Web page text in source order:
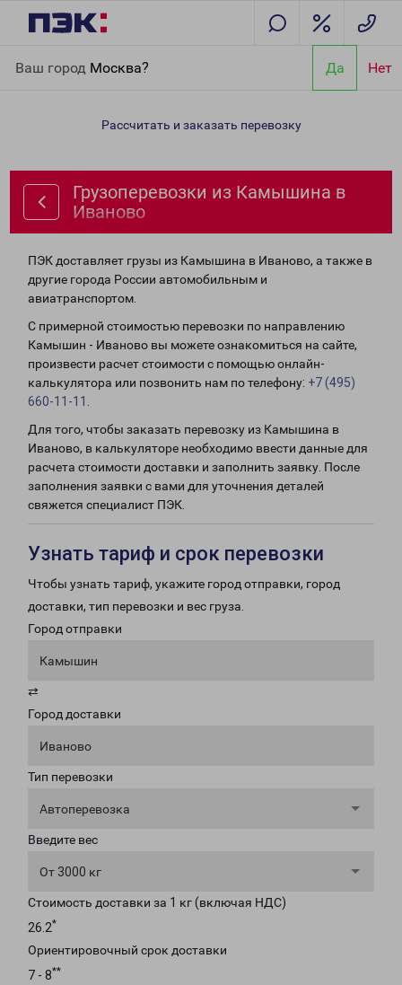
Ваш город Москва? Да Нет
Иваново
Рассчитать и заказать перевозку
Грузоперевозки из Камышина в
Иваново
ПЭК доставляет грузы из Камышина в Иваново, а также в
другие города России автомобильным и
авиатранспортом.
С примерной стоимостью перевозки по направлению
Камышин - Иваново вы можете ознакомиться на сайте,
произвести расчет стоимости с помощью онлайн-
калькулятора или позвонить нам по телефону: +7 (495)
660-11-11
Для того, чтобы заказать перевозку из Камышина в
Иваново, в калькуляторе необходимо ввести данные для
расчета стоимости доставки и заполнить заявку. После
заполнения заявки с вами для уточнения деталей
свяжется специалист ПЭК.
Узнать тариф и срок перевозки
Чтобы узнать тариф, укажите город отправки, город
доставки, тип перевозки и вес груза.
Город отправки
Камышин
⇄
Город доставки
Иваново
Тип перевозки
Автоперевозка
Введите вес
От 3000 кг
Стоимость доставки за 1 кг (включая НДС)
26.2*
Ориентировочный срок доставки
7 - 8**